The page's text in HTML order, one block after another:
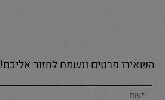
השאירו פרטים ונשמח לחזור אליכם!